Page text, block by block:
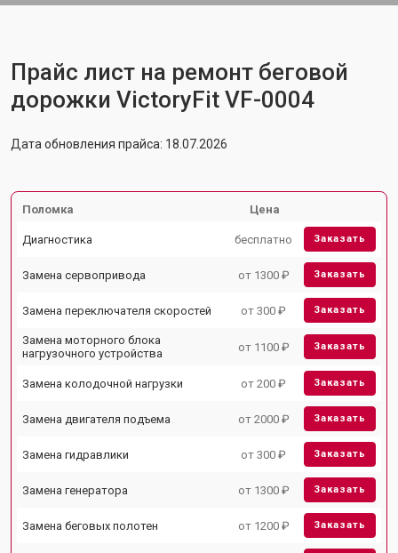
Прайс лист на ремонт беговой
дорожки VictoryFit VF-0004
Дата обновления прайса: 18.07.2026
Поломка Цена
Диагностика бесплатно Заказать
Замена сервопривода от 1300 ₽ Заказать
Замена переключателя скоростей от 300 ₽ Заказать
Замена моторного блока
нагрузочного устройства
от 1100 ₽ Заказать
Замена колодочной нагрузки от 200 ₽ Заказать
Замена двигателя подъема от 2000 ₽ Заказать
Замена гидравлики от 300 ₽ Заказать
Замена генератора от 1300 ₽ Заказать
Замена беговых полотен от 1200 ₽ Заказать